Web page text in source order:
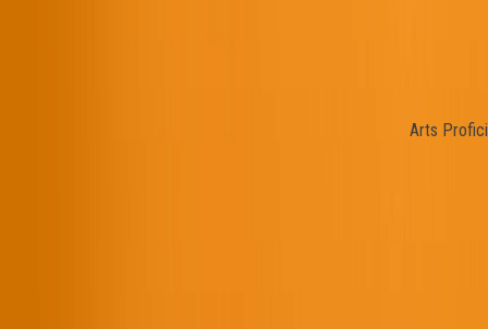
Arts